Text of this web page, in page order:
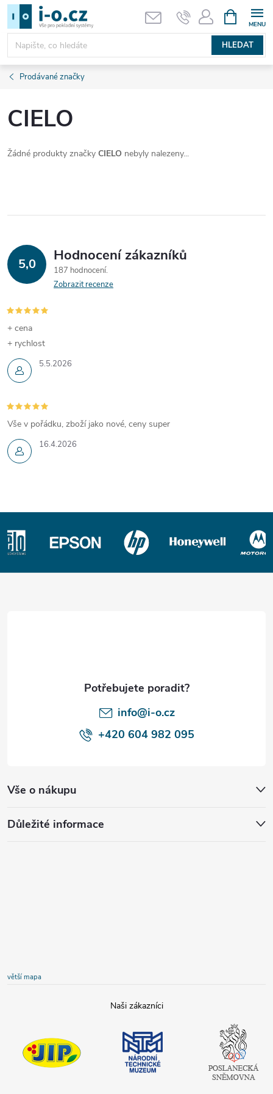
Přejít
obsah
HLEDAT
NÁKUPNÍ
KOŠÍK
Prodávané značky
CIELO
Žádné produkty značky CIELO nebyly nalezeny...
5,0 Hodnocení zákazníků
187 hodnocení
Zobrazit recenze
5.5.2026
+ cena
+ rychlost
16.4.2026
Vše v pořádku, zboží jako nové, ceny super
Z
info@i-o.cz
+420 604 982 095
Vše o nákupu
Důležité informace
větší mapa
technické
muzeum
Poslanecká
sněmovna
České
republiky